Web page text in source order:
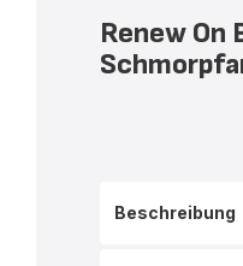
Renew On
Beschreibung